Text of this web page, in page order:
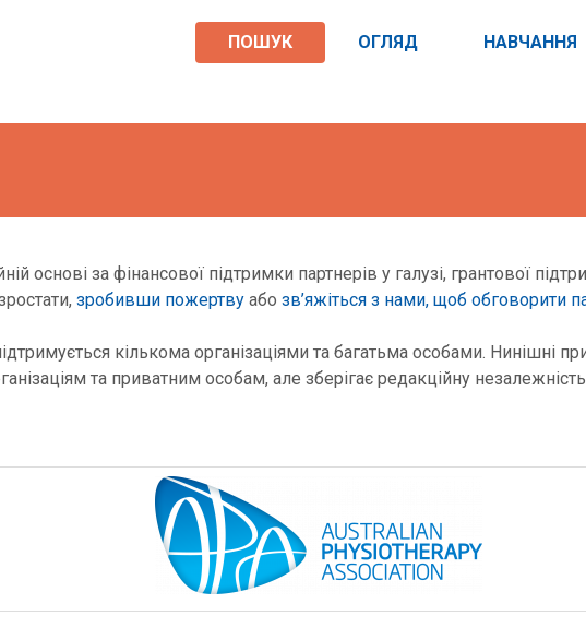
ПОШУК ОГЛЯД НАВЧАННЯ
основі за фінансової підтримки партнерів у галузі, грантової
зробивши пожертву або зв’яжіться з нами, щоб обговорити
кількома організаціями та багатьма особами. Нинішні
та приватним особам, але зберігає редакційну